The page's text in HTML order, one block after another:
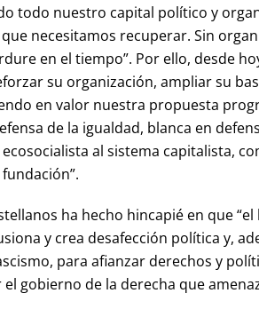
todo nuestro capital político y
necesitamos recuperar. Sin
en el tiempo”. Por ello, desde
su organización, ampliar su
en valor nuestra propuesta
de la igualdad, blanca en
al sistema capitalista,
ha hecho hincapié en que
y crea desafección política y,
para afianzar derechos y
gobierno de la derecha que